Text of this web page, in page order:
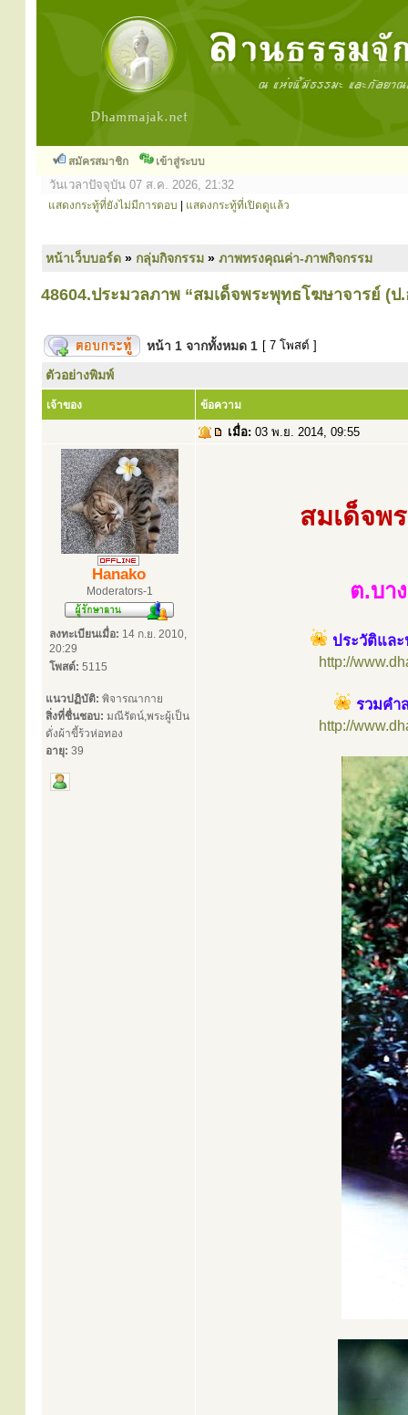
สมัครสมาชิก เข้าสู่ระบบ
วันเวลาปัจจุบัน 07 ส.ค. 2026, 21:32
แสดงกระทู้ที่ยังไม่มีการตอบ แสดงกระทู้ที่เปิดดูแล้ว
หน้าเว็บบอร์ด » กลุ่มกิจกรรม » ภาพทรงคุณค่า-ภาพกิจกรรม
48604.ประมวลภาพ “สมเด็จพระพุทธโฆษาจารย์ (ป
หน้า 1 จากทั้งหมด 1 [ 7 โพสต์ ]
ตัวอย่างพิมพ์
เจ้าของ ข้อความ
เมื่อ: 03 พ.ย. 2014, 09:55
Hanako
Moderators-1
ลงทะเบียนเมื่อ: 14 ก.ย. 2010,
20:29
โพสต์: 5115
แนวปฏิบัติ: พิจารณากาย
สิ่งที่ชื่นชอบ: มณีรัตน์,พระผู้เป็น
ดั่งผ้าขี้ร้วห่อทอง
อายุ: 39
สมเด็จพ
ต.บา
ประวัติแล
http://
http://